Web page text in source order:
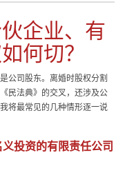
企业、有
何切？
公司股东。离婚时股权分割
民法典》的交叉，还涉及公
将最常见的几种情形逐一说
投资的有限责任公司